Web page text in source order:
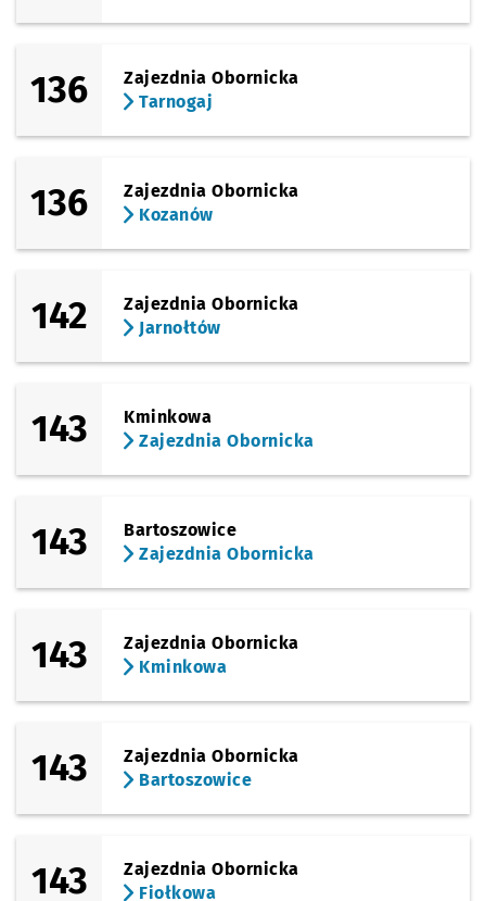
136
Zajezdnia Obornicka
Tarnogaj
136
Zajezdnia Obornicka
Kozanów
142
Zajezdnia Obornicka
Jarnołtów
143
Kminkowa
Zajezdnia Obornicka
143
Bartoszowice
Zajezdnia Obornicka
143
Zajezdnia Obornicka
Kminkowa
143
Zajezdnia Obornicka
Bartoszowice
143
Zajezdnia Obornicka
Fiołkowa